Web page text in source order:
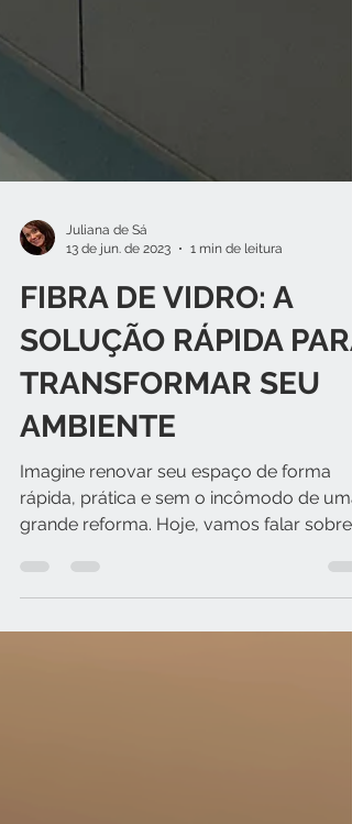
13 de jun. de 2023
1 min de leitura
FIBRA DE VIDRO: A
SOLUÇÃO RÁPIDA PARA
TRANSFORMAR SEU
AMBIENTE
Imagine renovar seu espaço de forma
grande reforma. Hoje, vamos falar sobre
fibra de vidro como...